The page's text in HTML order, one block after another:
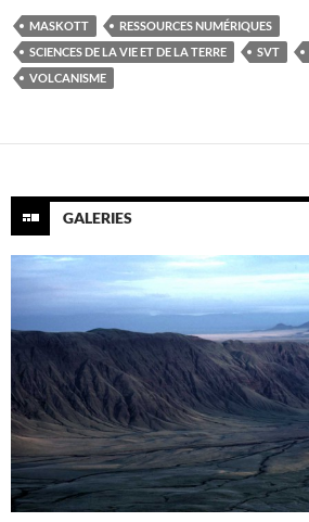
MASKOTT
RESSOURCES NUMÉRIQUES
SCIENCES DE LA VIE ET DE LA TERRE
SVT
VOLCANISME
GALERIES